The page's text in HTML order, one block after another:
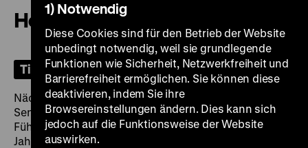
Housewitz
Tickets
Nächtelang schaut sich die über 80-jährige Lous TV-
Sendungen über Bahnstrecken an, gefilmt aus dem
Führerstand der Züge. So reist sie um die Welt, seit
Jahren das Haus nicht mehr verlassend. Auf den
1) Notwendig
Diese Cookies sind für den Betrieb der Website
unbedingt notwendig, weil sie grundlegende
Funktionen wie Sicherheit, Netzwerkfreiheit und
Barrierefreiheit ermöglichen. Sie können diese
deaktivieren, indem Sie ihre
Browsereinstellungen ändern. Dies kann sich
jedoch auf die Funktionsweise der Website
auswirken.